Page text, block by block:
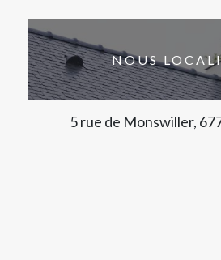
NOUS
5 rue de Monswiller,